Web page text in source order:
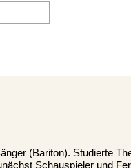
(Bariton). Studierte
Schauspieler und